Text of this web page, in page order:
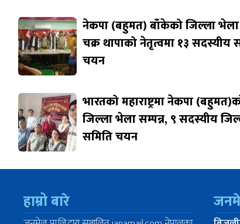
नेकपा (बहुमत) बाँकेको जिल्ला भेला
चक्र थापाको नेतृत्वमा १३ सदस्यीय
चयन
भारतको महाराष्ट्रमा नेकपा
जिल्ला भेला सम्पन्न, ९ सदस्यीय
समिति चयन
हाम्रो बारे